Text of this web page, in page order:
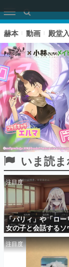
ピック
電ファミのいま
アプリセール情報
インタビュー
連載・
赫本 動画 殿堂
いま読
注目度
「パリィ」や「ロー
女の子と会話するソ
恋愛ゲーム『小早川
ルライク』無料公開
敗すると「YOU
注目度